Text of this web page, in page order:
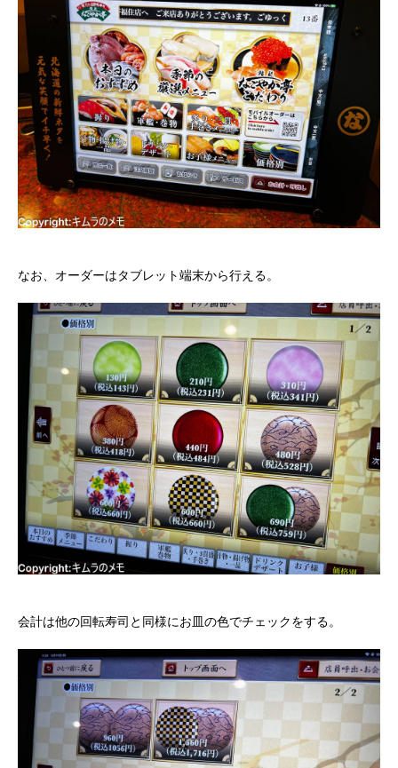
なお、オーダーはタブレット端末から行える。
会計は他の回転寿司と同様にお皿の色でチェックをする。